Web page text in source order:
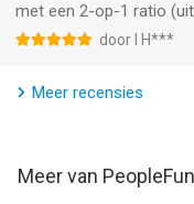
met een 2-op-1 ratio
door I H***
Meer recensies
Meer van PeopleFun